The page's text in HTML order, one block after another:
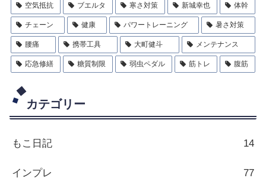
空気抵抗 ブエルタ 寒さ対策 新城幸也 体幹
チェーン 健康 パワートレーニング 暑さ対策
腰痛 携帯工具 大町健斗 メンテナンス
応急修繕 糖質制限 弱虫ペダル 筋トレ 腹筋
カテゴリー
もこ日記 14
インプレ 77